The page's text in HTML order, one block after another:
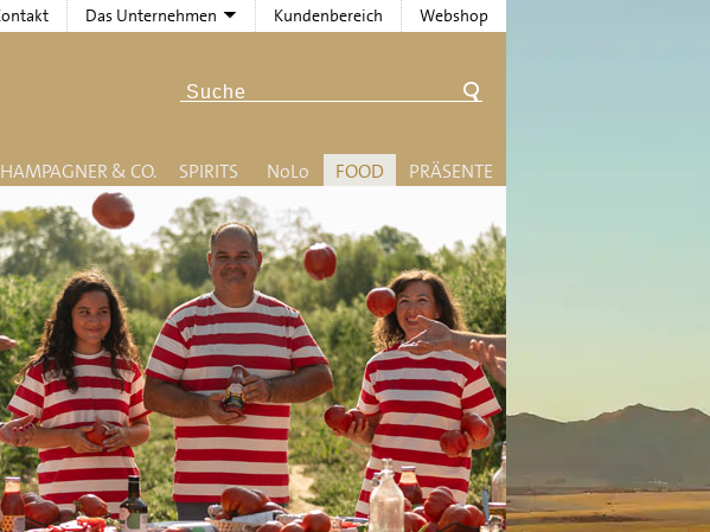
Das Unternehmen Kundenbereich Webshop
& CO. SPIRITS NoLo FOOD PRÄSENTE